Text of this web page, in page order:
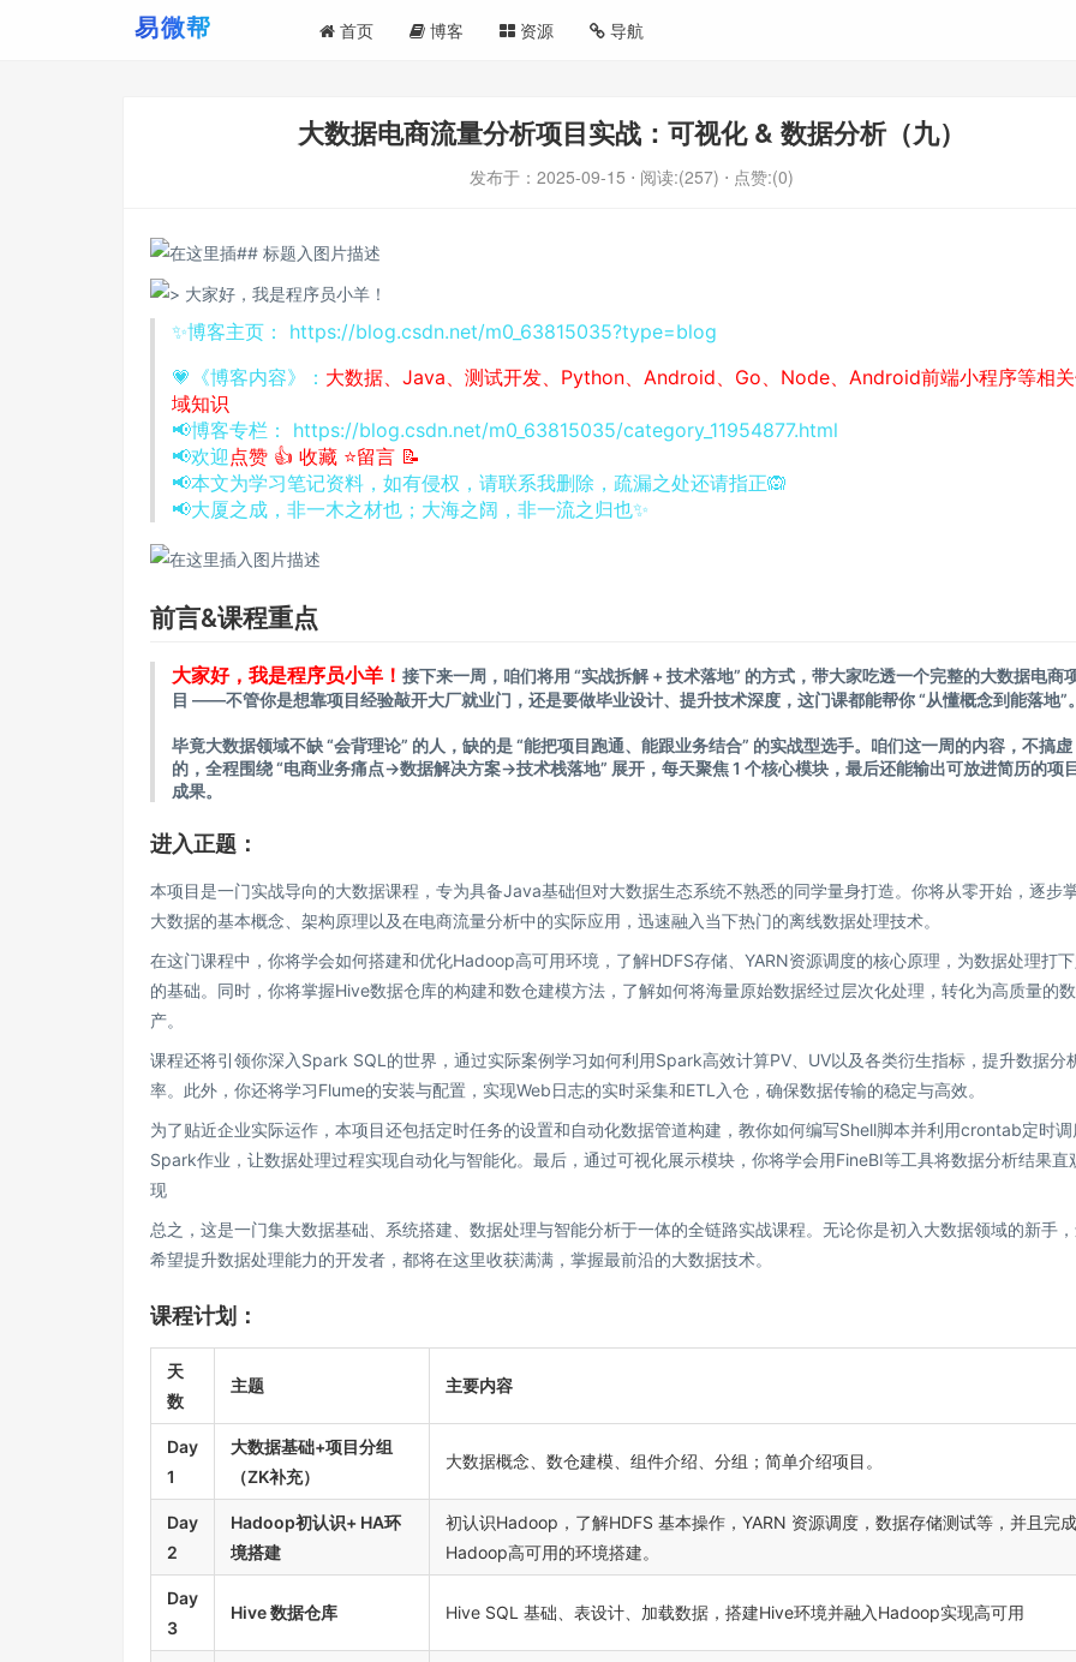
首页 博客 资源 导航
大数据电商流量分析项目实战：可视化 & 数据分析（九）
发布于： 2025-09-15 ⋅ 阅读:(257) ⋅ 点赞:(0)
✨博客主页： https://blog.csdn.net/m0_63815035?type=blog
💗《博客内容》： 大数据、 Java、测试开发、 Python、 Android、 Go、 Node、 Android前端小程序等相
域知识
📢博客专栏：
https://blog.csdn.net/m0_63815035/category_11954877.html
📢欢迎 点赞 👍 收藏 ⭐留言 📝
📢本文为学习笔记资料，如有侵权，请联系我删除，疏漏之处还请指正🙉
📢大厦之成，非一木之材也；大海之阔，非一流之归也✨
前言&课程重点
大家好，我是程序员小羊！ 接下来一周，咱们将用 “实战拆解 + 技术落地” 的方式，带大家吃透一个完整的大数据电商
目 ——不管你是想靠项目经验敲开大厂就业门，还是要做毕业设计、提升技术深度，这门课都能帮你 “从懂概念到能落地”。
毕竟大数据领域不缺 “会背理论” 的人，缺的是 “能把项目跑通、能跟业务结合” 的实战型选手。咱们这一周的内容，不搞虚
的，全程围绕 “电商业务痛点→数据解决方案→技术栈落地” 展开，每天聚焦 1 个核心模块，最后还能输出可放进简历的项
成果。
进入正题：
本项目是一门实战导向的大数据课程，专为具备Java基础但对大数据生态系统不熟悉的同学量身打造。你将从零开始，逐步
大数据的基本概念、架构原理以及在电商流量分析中的实际应用，迅速融入当下热门的离线数据处理技术。
在这门课程中，你将学会如何搭建和优化Hadoop高可用环境，了解HDFS存储、YARN资源调度的核心原理，为数据处理打
的基础。同时，你将掌握Hive数据仓库的构建和数仓建模方法，了解如何将海量原始数据经过层次化处理，转化为高质量的
产。
课程还将引领你深入Spark SQL的世界，通过实际案例学习如何利用Spark高效计算PV、UV以及各类衍生指标，提升数据分
率。此外，你还将学习Flume的安装与配置，实现Web日志的实时采集和ETL入仓，确保数据传输的稳定与高效。
为了贴近企业实际运作，本项目还包括定时任务的设置和自动化数据管道构建，教你如何编写Shell脚本并利用crontab定时调
Spark作业，让数据处理过程实现自动化与智能化。最后，通过可视化展示模块，你将学会用FineBI等工具将数据分析结果直
现
总之，这是一门集大数据基础、系统搭建、数据处理与智能分析于一体的全链路实战课程。无论你是初入大数据领域的新手
希望提升数据处理能力的开发者，都将在这里收获满满，掌握最前沿的大数据技术。
课程计划：
天
数
主题 主要内容
Day
1
大数据基础+项目分组
（ZK补充）
大数据概念、数仓建模、组件介绍、分组；简单介绍项目。
Day
2
Hadoop初认识+ HA环
境搭建
初认识Hadoop，了解HDFS 基本操作，YARN 资源调度，数据存储测试等，并且完成
Hadoop高可用的环境搭建。
Day
3
Hive 数据仓库 Hive SQL 基础、表设计、加载数据，搭建Hive环境并融入Hadoop实现高可用